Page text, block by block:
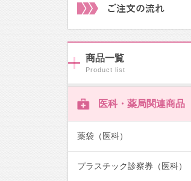
商品一覧
医科・薬局関連商品
薬袋（医科）
プラスチック診察券（医科）